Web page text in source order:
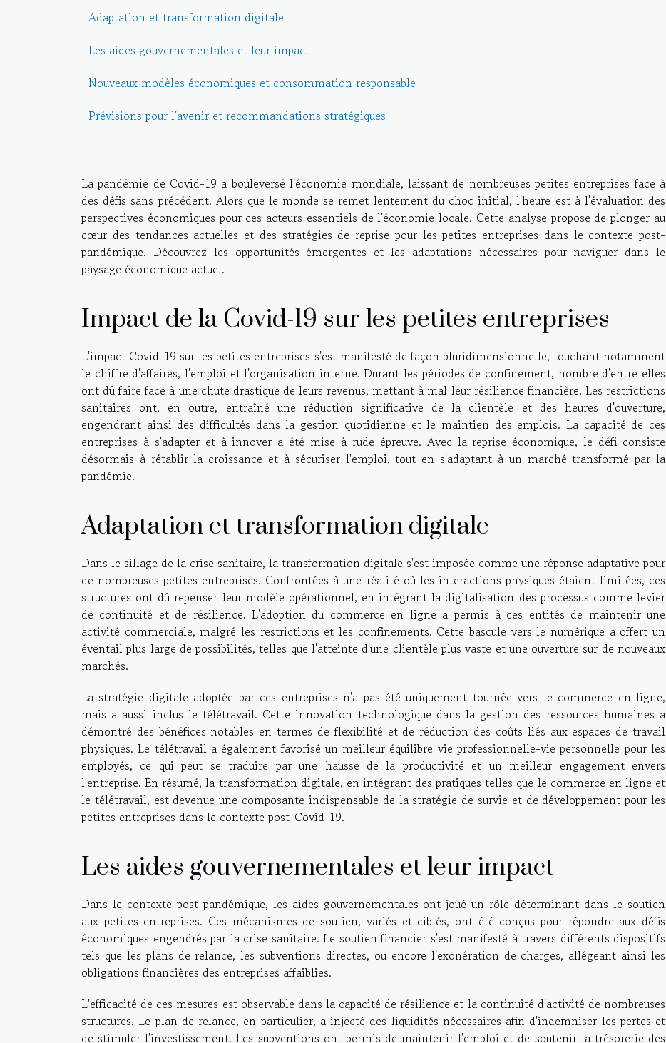
Adaptation et transformation digitale
Les aides gouvernementales et leur impact
Nouveaux modèles économiques et consommation responsable
Prévisions pour l'avenir et recommandations stratégiques
La pandémie de Covid-19 a bouleversé l'économie mondiale, laissant de nombreuses petites entreprises face à
des défis sans précédent. Alors que le monde se remet lentement du choc initial, l'heure est à l'évaluation des
perspectives économiques pour ces acteurs essentiels de l'économie locale. Cette analyse propose de plonger au
cœur des tendances actuelles et des stratégies de reprise pour les petites entreprises dans le contexte post-
pandémique. Découvrez les opportunités émergentes et les adaptations nécessaires pour naviguer dans le
paysage économique actuel.
Impact de la Covid-19 sur les petites entreprises
L'impact Covid-19 sur les petites entreprises s'est manifesté de façon pluridimensionnelle, touchant notamment
le chiffre d'affaires, l'emploi et l'organisation interne. Durant les périodes de confinement, nombre d'entre elles
ont dû faire face à une chute drastique de leurs revenus, mettant à mal leur résilience financière. Les restrictions
sanitaires ont, en outre, entraîné une réduction significative de la clientèle et des heures d'ouverture,
engendrant ainsi des difficultés dans la gestion quotidienne et le maintien des emplois. La capacité de ces
entreprises à s'adapter et à innover a été mise à rude épreuve. Avec la reprise économique, le défi consiste
désormais à rétablir la croissance et à sécuriser l'emploi, tout en s'adaptant à un marché transformé par la
pandémie.
Adaptation et transformation digitale
Dans le sillage de la crise sanitaire, la transformation digitale s'est imposée comme une réponse adaptative pour
de nombreuses petites entreprises. Confrontées à une réalité où les interactions physiques étaient limitées, ces
structures ont dû repenser leur modèle opérationnel, en intégrant la digitalisation des processus comme levier
de continuité et de résilience. L'adoption du commerce en ligne a permis à ces entités de maintenir une
activité commerciale, malgré les restrictions et les confinements. Cette bascule vers le numérique a offert un
éventail plus large de possibilités, telles que l'atteinte d'une clientèle plus vaste et une ouverture sur de nouveaux
marchés.
La stratégie digitale adoptée par ces entreprises n'a pas été uniquement tournée vers le commerce en ligne,
mais a aussi inclus le télétravail. Cette innovation technologique dans la gestion des ressources humaines a
démontré des bénéfices notables en termes de flexibilité et de réduction des coûts liés aux espaces de travail
physiques. Le télétravail a également favorisé un meilleur équilibre vie professionnelle-vie personnelle pour les
employés, ce qui peut se traduire par une hausse de la productivité et un meilleur engagement envers
l'entreprise. En résumé, la transformation digitale, en intégrant des pratiques telles que le commerce en ligne et
le télétravail, est devenue une composante indispensable de la stratégie de survie et de développement pour les
petites entreprises dans le contexte post-Covid-19.
Les aides gouvernementales et leur impact
Dans le contexte post-pandémique, les aides gouvernementales ont joué un rôle déterminant dans le soutien
aux petites entreprises. Ces mécanismes de soutien, variés et ciblés, ont été conçus pour répondre aux défis
économiques engendrés par la crise sanitaire. Le soutien financier s'est manifesté à travers différents dispositifs
tels que les plans de relance, les subventions directes, ou encore l'exonération de charges, allégeant ainsi les
obligations financières des entreprises affaiblies.
L'efficacité de ces mesures est observable dans la capacité de résilience et la continuité d'activité de nombreuses
structures. Le plan de relance, en particulier, a injecté des liquidités nécessaires afin d'indemniser les pertes et
de stimuler l'investissement. Les subventions ont permis de maintenir l'emploi et de soutenir la trésorerie des